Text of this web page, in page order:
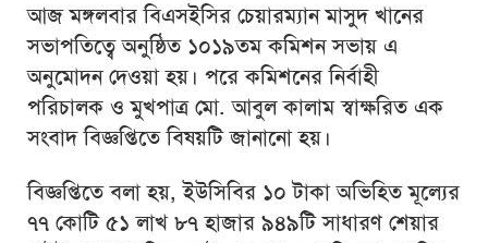
আজ মঙ্গলবার বিএসইসির চেয়ারম্যান মাসুদ খানের
সভাপতিত্বে অনুষ্ঠিত ১০১৯তম কমিশন সভায় এ
অনুমোদন দেওয়া হয়। পরে কমিশনের নির্বাহী
পরিচালক ও মুখপাত্র মো. আবুল কালাম স্বাক্ষরিত এক
সংবাদ বিজ্ঞপ্তিতে বিষয়টি জানানো হয়।
বিজ্ঞপ্তিতে বলা হয়, ইউসিবির ১০ টাকা অভিহিত মূল্যের
৭৭ কোটি ৫১ লাখ ৮৭ হাজার ৯৪৯টি সাধারণ শেয়ার